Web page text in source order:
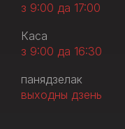
з 9:00 да 17:00
Каса
з 9:00 да 16:30
панядзелак
выходны дзень